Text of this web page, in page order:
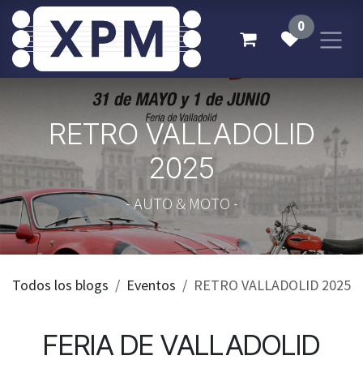
Ir al contenido
0
RETRO VALLADOLID
2025
- AUTO & MOTO -
Todos los blogs Eventos RETRO VALLADOLID 2025
FERIA DE VALLADOLID